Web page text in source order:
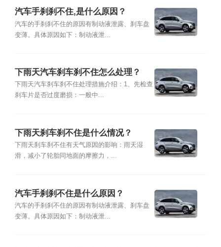
汽车手刹刹不住,是什么原因？
汽车的手刹刹不住的原因有制动液泄露、刹车盘
变薄。具体原因如下：制动液泄...
下雨天汽车刹车刹不住怎么处理？
下雨天汽车刹车刹不住处理措施介绍：1、先检查
刹车片是否过度磨损：一般中...
下雨天刹车刹不住是什么情况？
下雨天刹车刹不住有天气原因的影响：雨天湿
滑，减小了轮胎同地面的摩擦力，...
汽车手刹刹不住是什么原因？
汽车的手刹刹不住的原因有制动液泄露、刹车盘
变薄。具体原因如下：制动液泄...